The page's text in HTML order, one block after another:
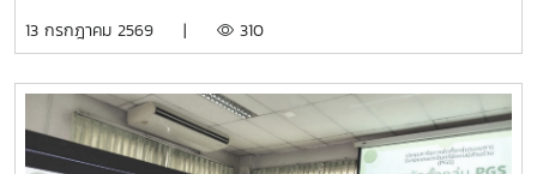
แข่งขันและการพัฒนาพื้นที่ (องค์การมหาชน) ณ ห้องประชุมรวง
ศาสตราจารย์ ดร.สุบรรณ ฝอยกลาง รองผู้อำนวยการสำนักวิจัย
และส่งเสริมวิชาการการเกษตร ฝ่ายวิจัย มหาวิทยาลัยแม่โจ้ กล่าว
ต้อนรับและแนะนำมหาวิทยาลัยแม่โจ้แก่คณะผู้เข้าร่วมประชุมในการ
13 กรกฎาคม 2569 | 310